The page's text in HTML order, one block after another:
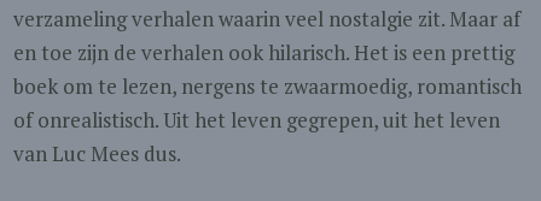
verzameling verhalen waarin veel nostalgie zit. Maar af
en toe zijn de verhalen ook hilarisch. Het is een prettig
boek om te lezen, nergens te zwaarmoedig, romantisch
of onrealistisch. Uit het leven gegrepen, uit het leven
van Luc Mees dus.